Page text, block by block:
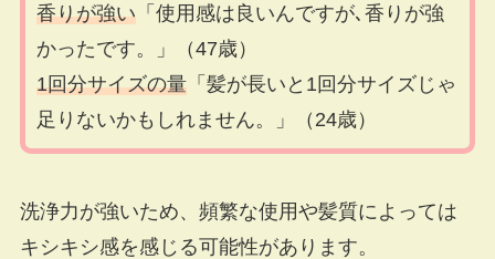
香りが強い「使用感は良いんですが､香りが強
かったです。」（47歳）
1回分サイズの量「髪が長いと1回分サイズじゃ
足りないかもしれません。」（24歳）
洗浄力が強いため、頻繁な使用や髪質によっては
キシキシ感を感じる可能性があります。